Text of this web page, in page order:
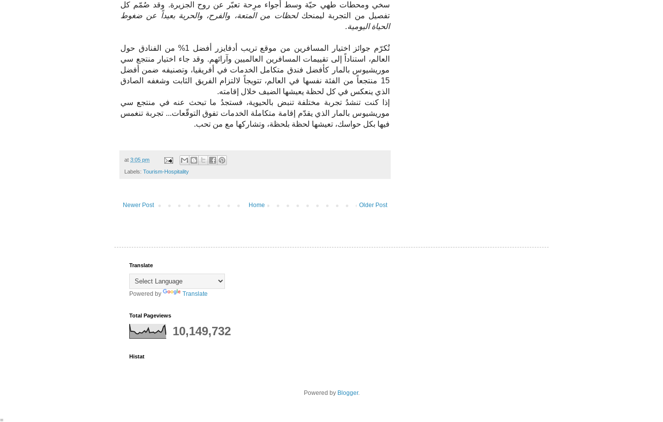
سخي ومحطات طهي حيّة وسط أجواء مرِحة تعبّر عن روح الجزيرة. وقد صُمّم كل
تفصيل من التجربة ليمنحكلحظات من المتعة، والفرح، والحرية بعيداً عن ضغوط
الحياة اليومية.
تُكرّم جوائز اختيار المسافرين من موقع تريب أدفايزر أفضل 1% من الفنادق حول
العالم، استناداً إلى تقييمات المسافرين العالميين وآرائهم. وقد جاء اختيار منتجع سي
موريشيوس بالمار كأفضل فندق متكامل الخدمات في أفريقيا، وتصنيفه ضمن أفضل
15 منتجعاً من الفئة نفسها في العالم، تتويجاً لالتزام الفريق الثابت وشغفه الصادق
الذي ينعكس في كل لحظة يعيشها الضيف خلال إقامته.
إذا كنت تنشدُ تجربة مختلفة تنبض بالحيوية، فستجدُ ما تبحث عنه في منتجع سي
موريشيوس بالمار الذي يقدّم إقامة متكاملة الخدمات تفوق التوقّعات... تجربة تنغمس
فيها بكل حواسك، تعيشها لحظة بلحظة، وتشاركها مع من تحب.
at 3:05 pm
Labels: Tourism-Hospitality
Newer Post Older Post
Home
Translate
Powered by Translate
Total Pageviews
10,149,732
Histat
Powered by Blogger.
=